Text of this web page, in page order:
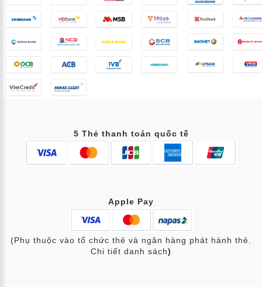
5 Thẻ thanh toán quốc tế
Apple Pay
(Phụ thuộc vào tổ chức thẻ và ngân hàng phát hành thẻ.
Chi tiết danh sách)